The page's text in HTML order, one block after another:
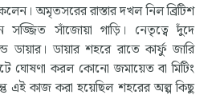
অমৃতসরের রাস্তার দখল নিল ব্রিটিশ
সজ্জিত সাঁজোয়া গাড়ি। নেতৃত্বে দুঁদে
ডায়ার। ডায়ার শহরে রাতে কার্ফু জারি
ঘোষণা করল কোনো জমায়েত বা মিটিং
এই কাজ করা হয়েছিল শহরের অল্প কিছু